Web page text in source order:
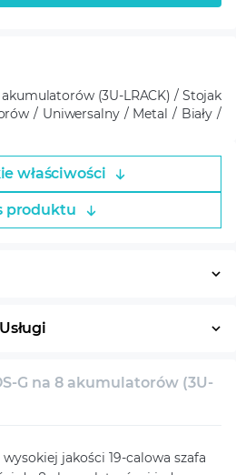
(3U-LRACK) / Stojak
/ Uniwersalny / Metal / Biały /
właściwości
produktu
G na 8 akumulatorów (3U-
jakości 19-calowa szafa